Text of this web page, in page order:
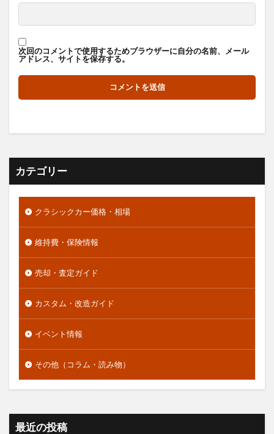
次回のコメントで使用するためブラウザーに自分の名前、メール
アドレス、サイトを保存する。
カテゴリー
クラシックカー価格・相場
維持費・保険情報
売却・査定ガイド
カスタム・改造ガイド
イベント情報
その他（コラム・読み物）
最近の投稿